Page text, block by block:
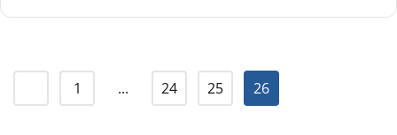
1 ... 24 25 26